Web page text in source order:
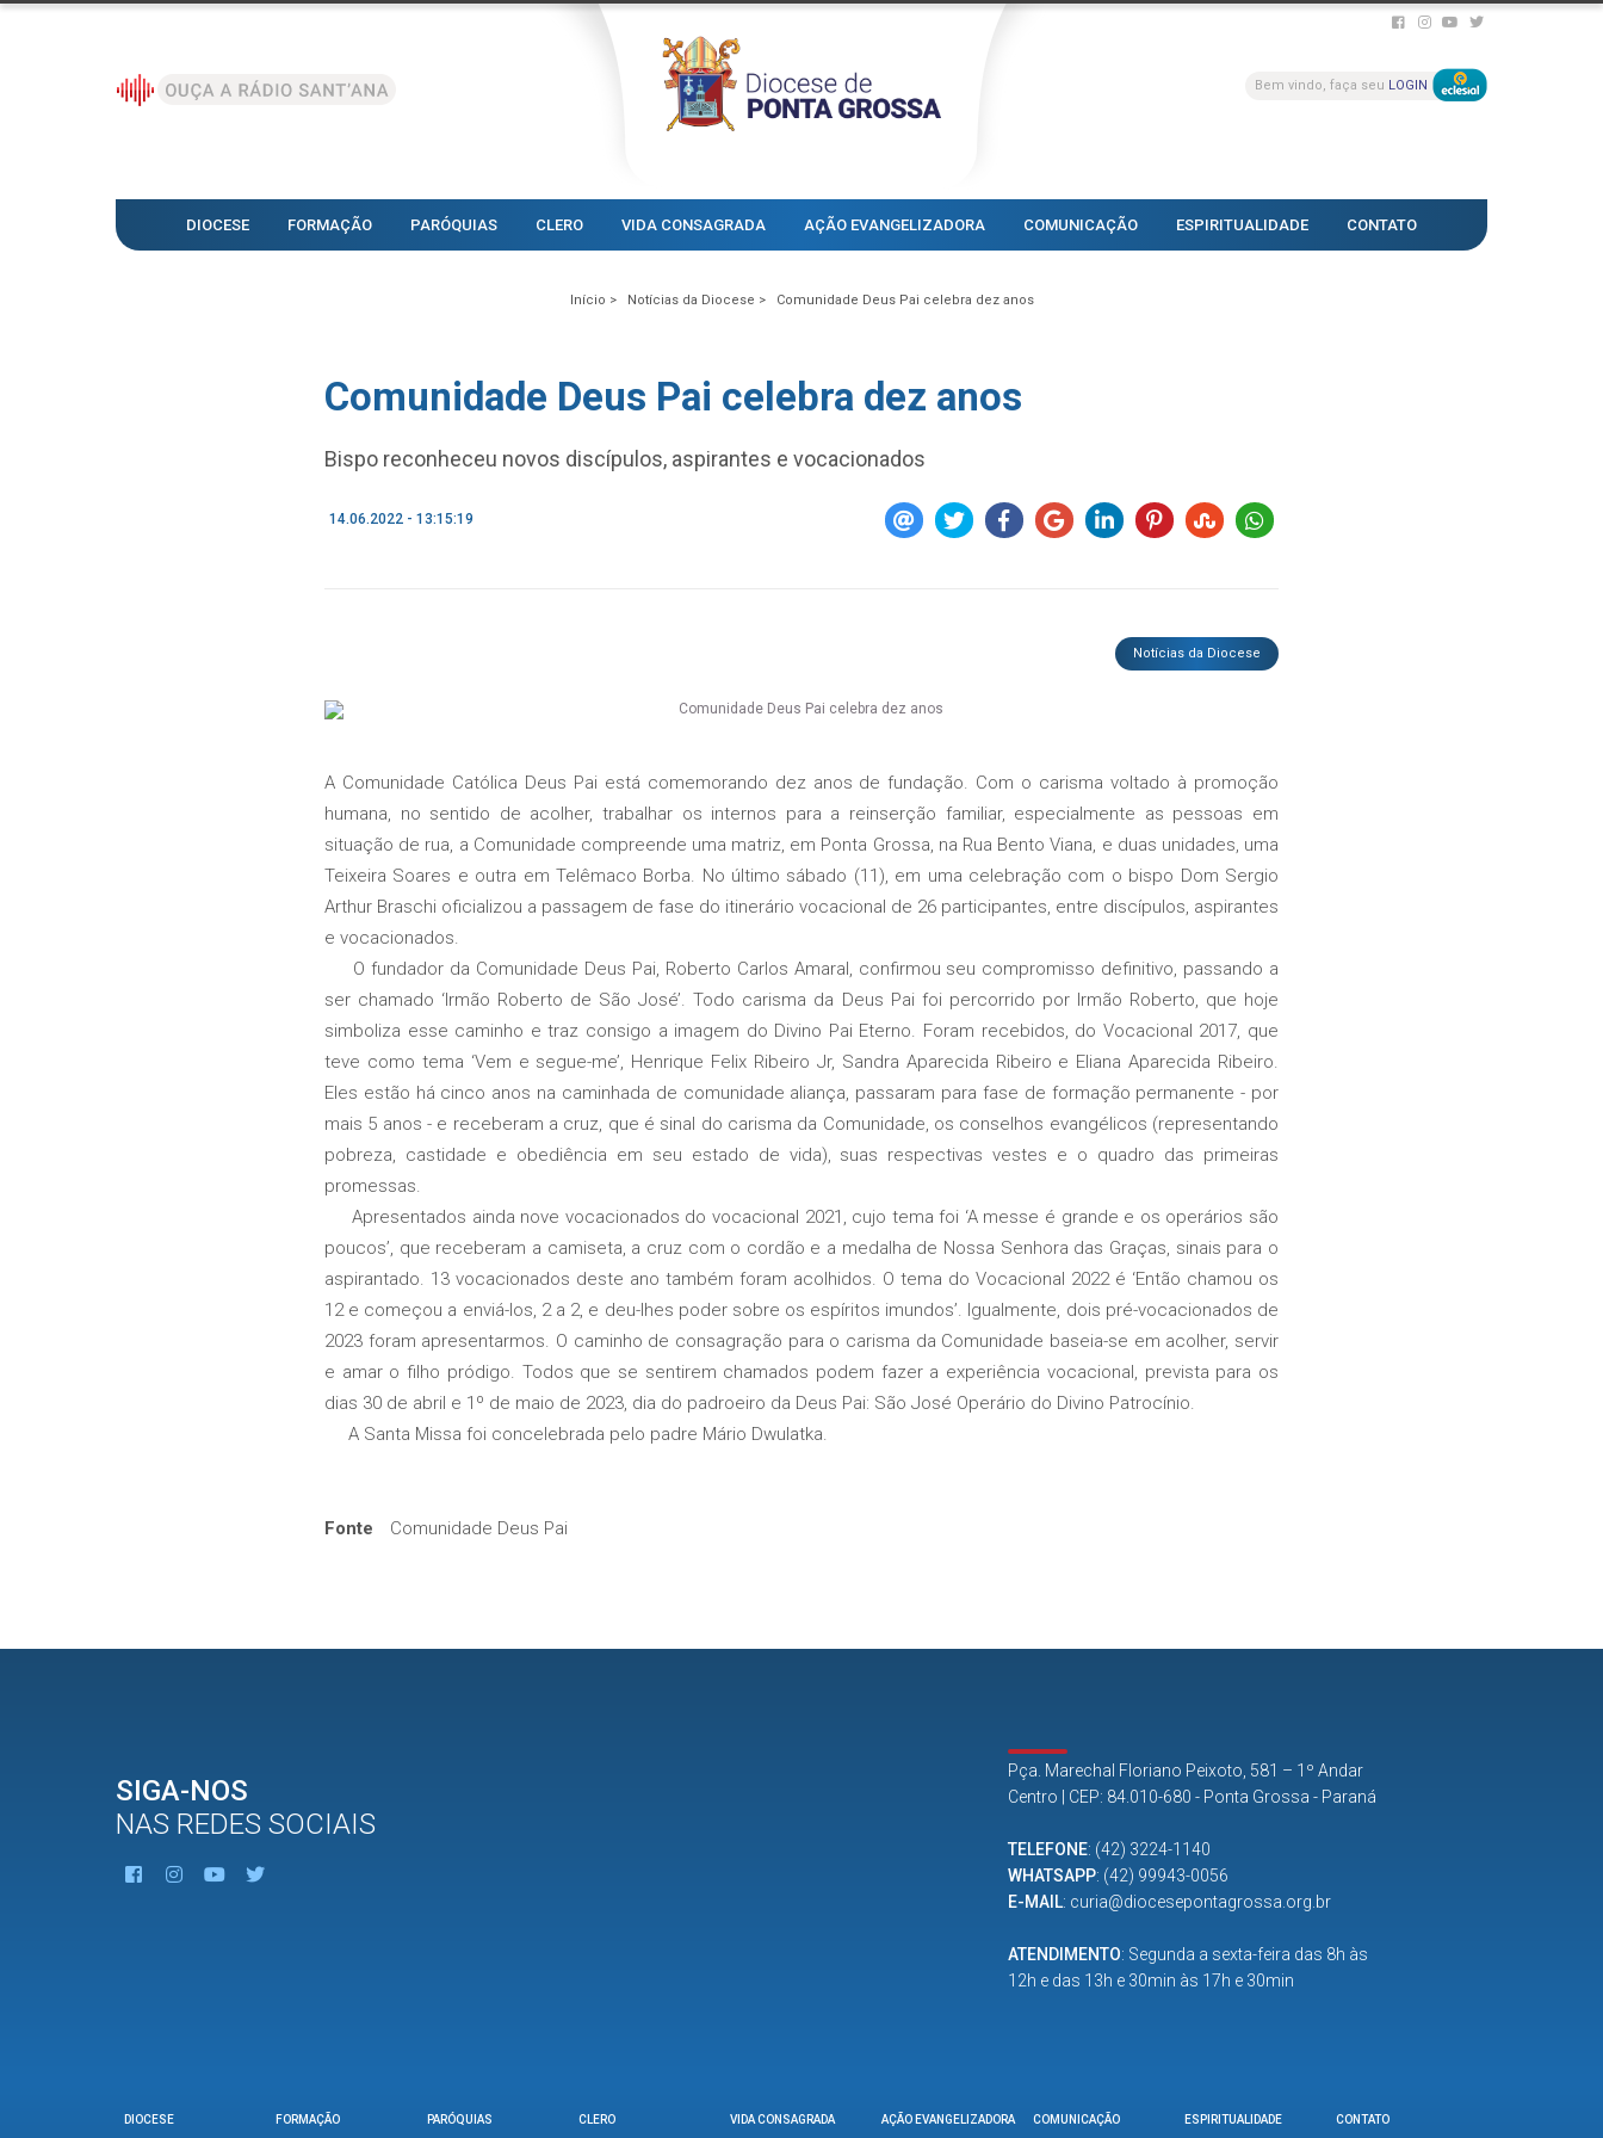
Bem vindo, faça seu LOGIN
DIOCESE FORMAÇÃO PARÓQUIAS CLERO VIDA CONSAGRADA AÇÃO EVANGELIZADORA COMUNICAÇÃO ESPIRITUALIDADE CONTATO
Início > Notícias da Diocese > Comunidade Deus Pai celebra dez anos
Comunidade Deus Pai celebra dez anos
Bispo reconheceu novos discípulos, aspirantes e vocacionados
14.06.2022 - 13:15:19
Notícias da Diocese
A Comunidade Católica Deus Pai está comemorando dez anos de fundação. Com o carisma voltado à promoção
humana, no sentido de acolher, trabalhar os internos para a reinserção familiar, especialmente as pessoas em
situação de rua, a Comunidade compreende uma matriz, em Ponta Grossa, na Rua Bento Viana, e duas unidades, uma
Teixeira Soares e outra em Telêmaco Borba. No último sábado (11), em uma celebração com o bispo Dom Sergio
Arthur Braschi oficializou a passagem de fase do itinerário vocacional de 26 participantes, entre discípulos, aspirantes
e vocacionados.
O fundador da Comunidade Deus Pai, Roberto Carlos Amaral, confirmou seu compromisso definitivo, passando a
ser chamado ‘Irmão Roberto de São José’. Todo carisma da Deus Pai foi percorrido por Irmão Roberto, que hoje
simboliza esse caminho e traz consigo a imagem do Divino Pai Eterno. Foram recebidos, do Vocacional 2017, que
teve como tema ‘Vem e segue-me’, Henrique Felix Ribeiro Jr, Sandra Aparecida Ribeiro e Eliana Aparecida Ribeiro.
Eles estão há cinco anos na caminhada de comunidade aliança, passaram para fase de formação permanente - por
mais 5 anos - e receberam a cruz, que é sinal do carisma da Comunidade, os conselhos evangélicos (representando
pobreza, castidade e obediência em seu estado de vida), suas respectivas vestes e o quadro das primeiras
promessas.
Apresentados ainda nove vocacionados do vocacional 2021, cujo tema foi ‘A messe é grande e os operários são
poucos’, que receberam a camiseta, a cruz com o cordão e a medalha de Nossa Senhora das Graças, sinais para o
aspirantado. 13 vocacionados deste ano também foram acolhidos. O tema do Vocacional 2022 é ‘Então chamou os
12 e começou a enviá-los, 2 a 2, e deu-lhes poder sobre os espíritos imundos’. Igualmente, dois pré-vocacionados de
2023 foram apresentarmos. O caminho de consagração para o carisma da Comunidade baseia-se em acolher, servir
e amar o filho pródigo. Todos que se sentirem chamados podem fazer a experiência vocacional, prevista para os
dias 30 de abril e 1º de maio de 2023, dia do padroeiro da Deus Pai: São José Operário do Divino Patrocínio.
A Santa Missa foi concelebrada pelo padre Mário Dwulatka.
Fonte Comunidade Deus Pai
SIGA-NOS
NAS REDES SOCIAIS
Pça. Marechal Floriano Peixoto, 581 – 1º Andar
Centro | CEP: 84.010-680 - Ponta Grossa - Paraná
TELEFONE: (42) 3224-1140
WHATSAPP: (42) 99943-0056
E-MAIL: curia@diocesepontagrossa.org.br
ATENDIMENTO: Segunda a sexta-feira das 8h às
12h e das 13h e 30min às 17h e 30min
DIOCESE FORMAÇÃO PARÓQUIAS CLERO VIDA CONSAGRADA AÇÃO EVANGELIZADORA COMUNICAÇÃO ESPIRITUALIDADE CONTATO